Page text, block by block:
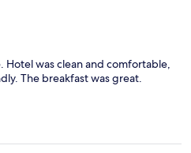
Hotel was clean and comfortable,
The breakfast was great.